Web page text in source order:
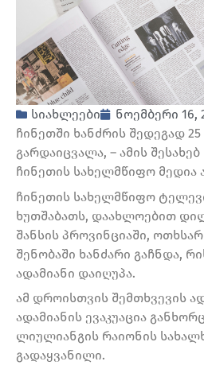
სიახლეები
ნოემბერი 16,
ჩინეთში ხანძრის შედეგად 25
გარდაიცვალა, – ამის
ჩინეთის სახელმწიფო მედია
ჩინეთის სახელმწიფო
ხუთშაბათს, დაახლოებით
შანსის პროვინციაში,
შენობაში ხანძარი გაჩნდა,
ადამიანი დაიღუპა.
ამ დროისთვის შემთხვევის
ადამიანის ევაკუაცია
ლიულიანგის რაიონის
გადაყვანილი.